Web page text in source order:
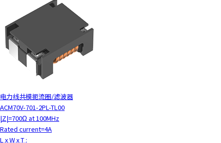
电力线共模扼流圈/滤波器
ACM70V-701-2PL-TL00
|Z|=700Ω at 100MHz
Rated current=4A
L x W x T :